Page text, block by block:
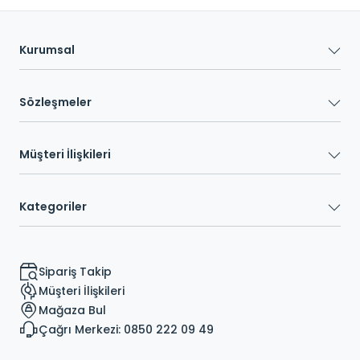
Kurumsal
Sözleşmeler
Müşteri İlişkileri
Kategoriler
Sipariş Takip
Müşteri İlişkileri
Mağaza Bul
Çağrı Merkezi: 0850 222 09 49